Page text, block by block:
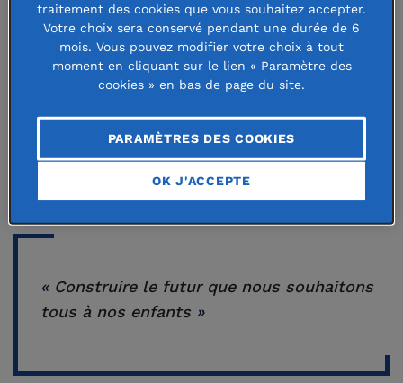
Leur déclic ? La naissance de leur
fille en 2019 : «L’arrivée de notre
enfant a renforcé notre sentiment
écologiques, et le besoin de nous
investir pour l’intérêt général»,
assure Anaïs Morel.
« Construire le futur que nous souhaitons
tous à nos enfants»
traitement des cookies que vous souhaitez accepter.
Votre choix sera conservé pendant une durée de 6
mois. Vous pouvez modifier votre choix à tout
moment en cliquant sur le lien « Paramètre des
cookies » en bas de page du site.
PARAMÈTRES DES COOKIES
OK J'ACCEPTE